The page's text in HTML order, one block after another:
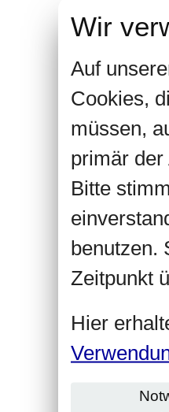
Wir
Auf
Cookies,
müssen,
primär
Bitte
benutzen.
Zeitpunkt
Hier